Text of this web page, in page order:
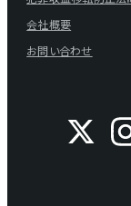
会社概要
お問い合わせ